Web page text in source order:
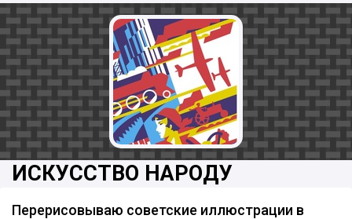
ИСКУССТВО НАРОДУ
Перерисовываю советские иллюстрации в